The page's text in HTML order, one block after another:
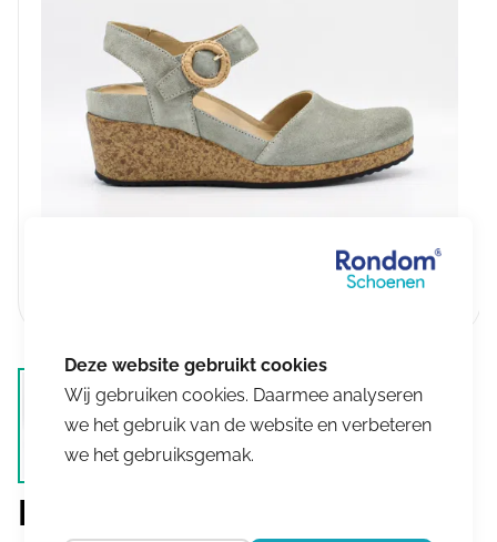
Durea
Wij gebruiken cookies. Daarmee analyseren
we het gebruik van de website en verbeteren
we het gebruiksgemak.